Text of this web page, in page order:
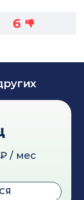
6
₽ / мес